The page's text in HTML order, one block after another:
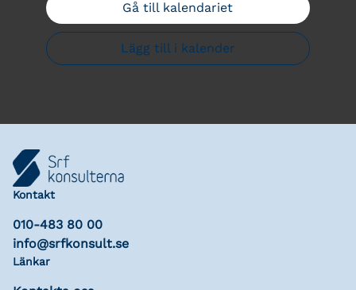
Gå till kalendariet
Lägg till i kalender
Kontakt
010-483 80 00
info@srfkonsult.se
Länkar